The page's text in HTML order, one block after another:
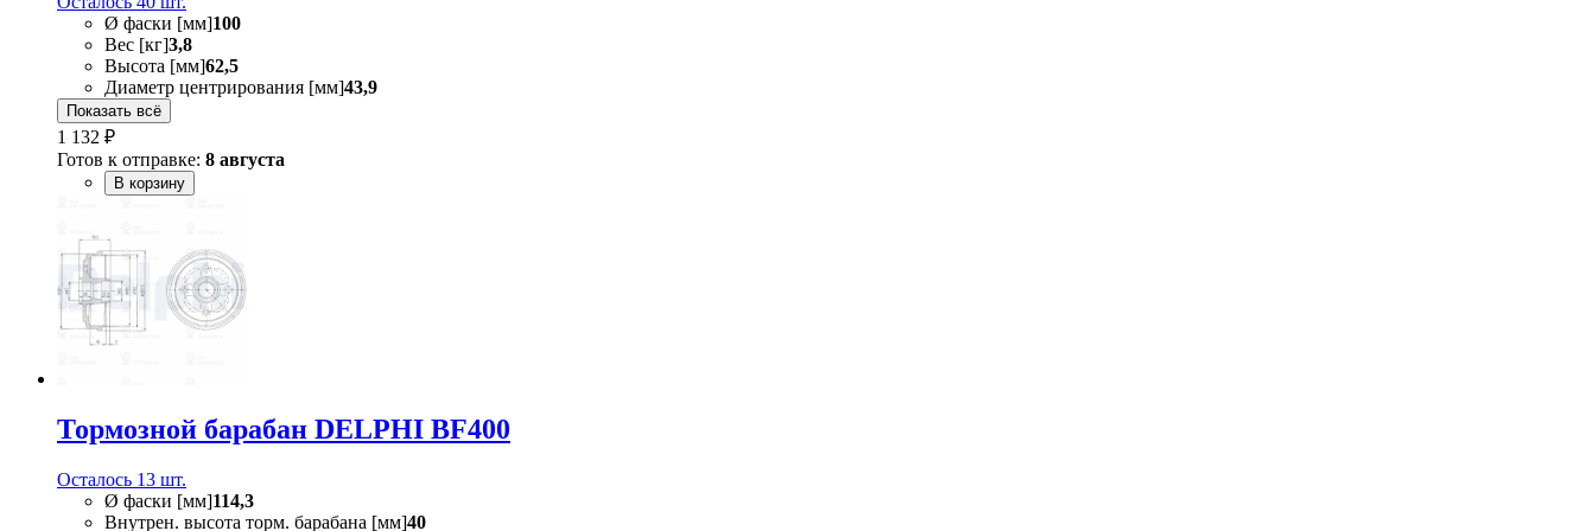
Ø фаски [мм]100
Вес [кг]3,8
Высота [мм]62,5
Диаметр центрирования [мм]43,9
Показать всё
1 132 ₽
Готов к отправке: 8 августа
В корзину
Тормозной барабан DELPHI BF400
Осталось 13 шт.
Ø фаски [мм]114,3
Внутрен. высота торм. барабана [мм]40